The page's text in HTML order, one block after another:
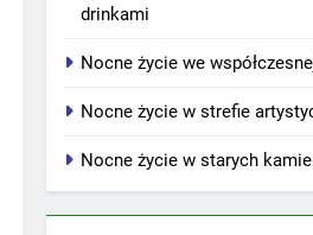
drinkami
Nocne życie we
Nocne życie w strefie
Nocne życie w starych